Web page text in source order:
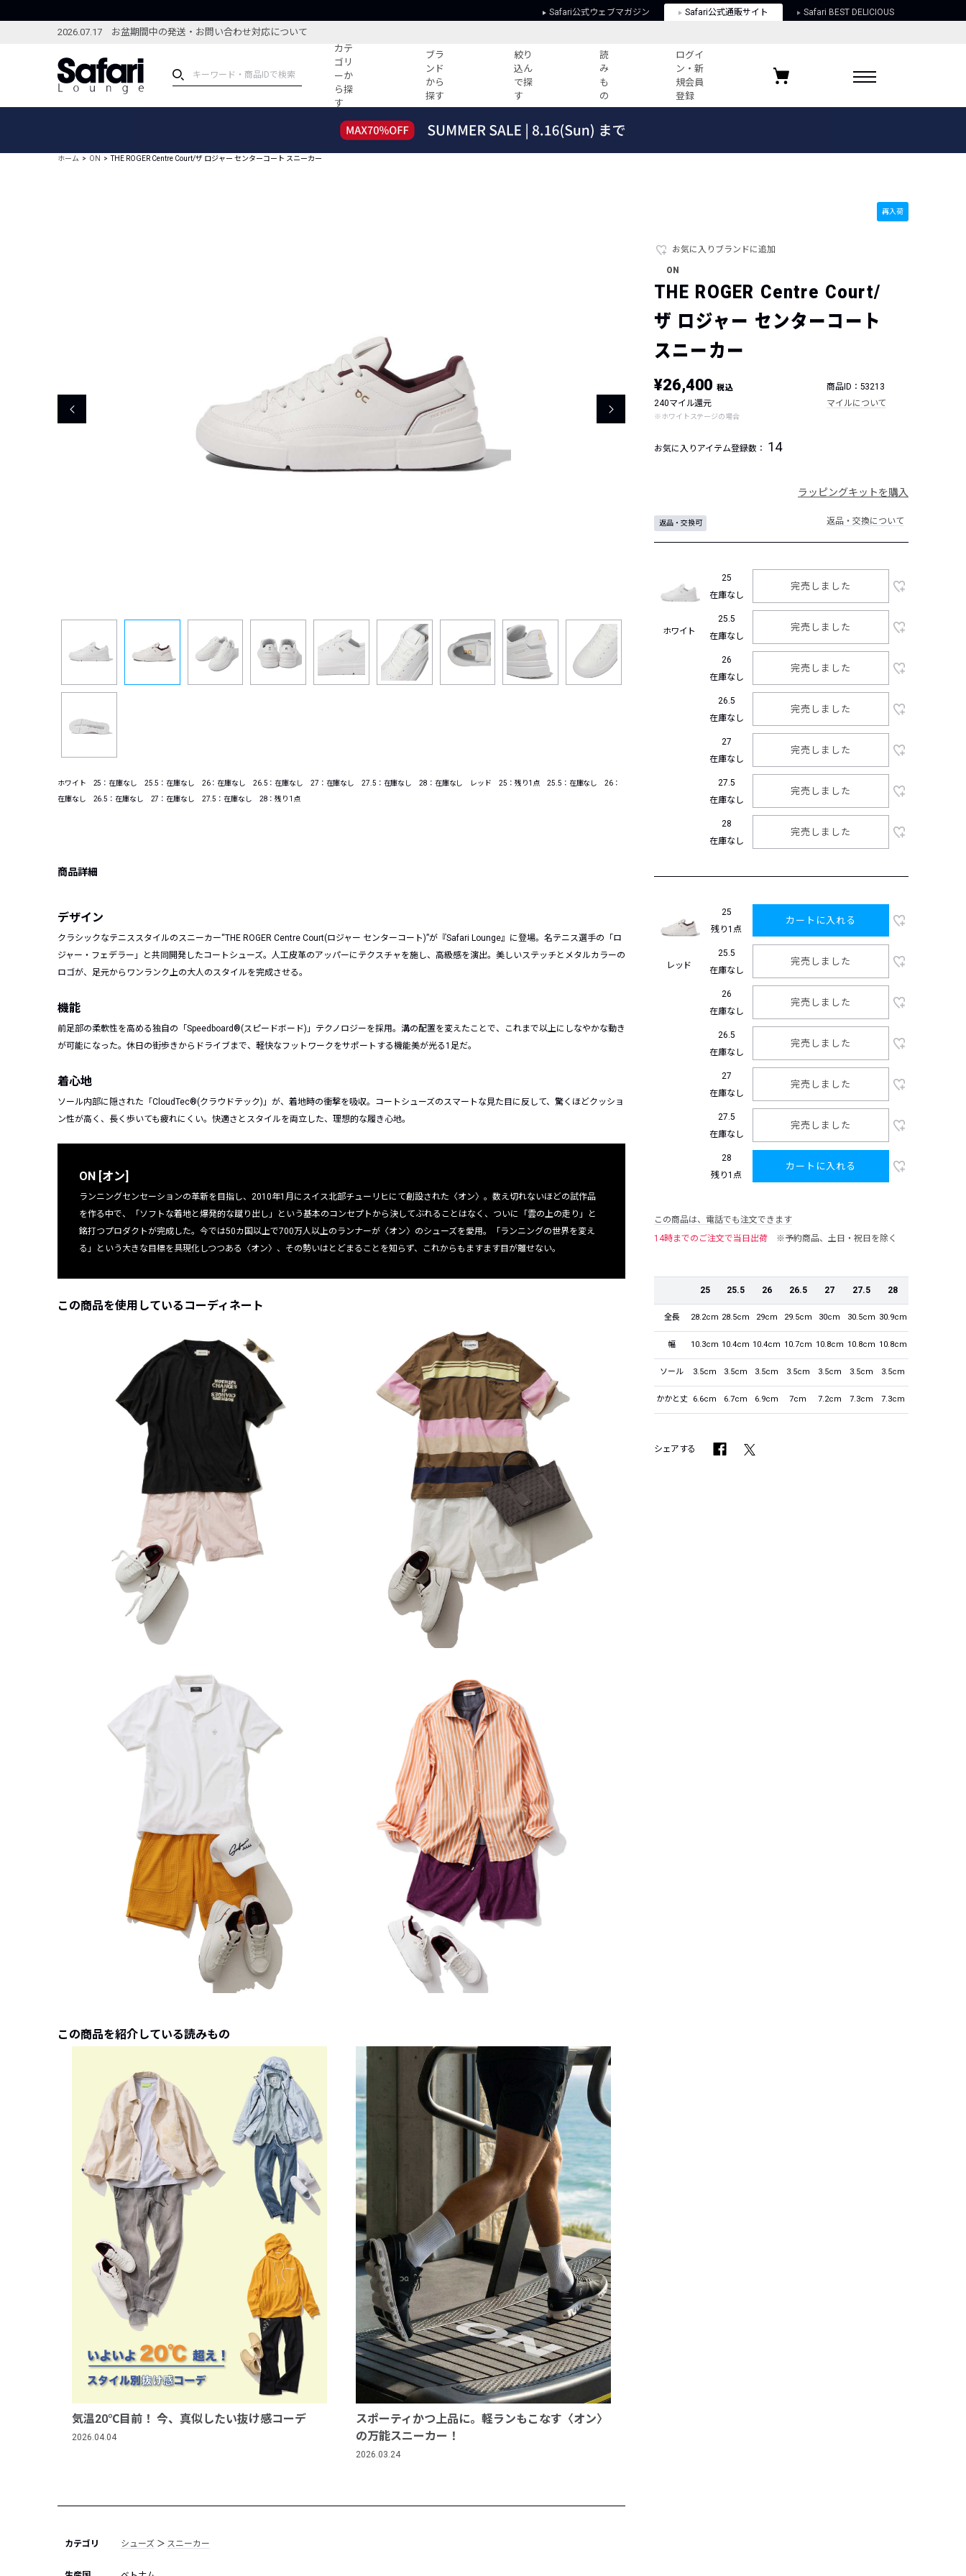
Safari公式ウェブマガジン Safari公式通販サイト Safari BEST DELICIOUS
2026.07.17 お盆期間中の発送・お問い合わせ対応について
カテ
ゴリ
ーか
ら探
す
ブラ
ンド
から
探す
絞り
込ん
で探
す
読
み
も
の
ログイ
ン・新
規会員
登録
ブランドから探す
特集記事
すべての記事
ピックアップアイテム
フォーカスブランド
セールおすすめアイテム
人気アイテム TOP 15
特定商取引に関する法律
お気に入りブランド
ホーム ON THE ROGER Centre Court/ザ ロジャー センターコート スニーカー
ホワイト 25：在庫なし 25.5：在庫なし 26：在庫なし 26.5：在庫なし 27：在庫なし 27.5：在庫なし 28：在庫なし レッド 25：残り1点 25.5：在庫なし 26：
在庫なし 26.5：在庫なし 27：在庫なし 27.5：在庫なし 28：残り1点
商品詳細
デザイン
クラシックなテニススタイルのスニーカー“THE ROGER Centre Court(ロジャー センターコート)”が『Safari Lounge』に登場。名テニス選手の「ロ
ジャー・フェデラー」と共同開発したコートシューズ。人工皮革のアッパーにテクスチャを施し、高級感を演出。美しいステッチとメタルカラーの
ロゴが、足元からワンランク上の大人のスタイルを完成させる。
機能
前足部の柔軟性を高める独自の「Speedboard®(スピードボード)」テクノロジーを採用。溝の配置を変えたことで、これまで以上にしなやかな動き
が可能になった。休日の街歩きからドライブまで、軽快なフットワークをサポートする機能美が光る1足だ。
着心地
ソール内部に隠された「CloudTec®(クラウドテック)」が、着地時の衝撃を吸収。コートシューズのスマートな見た目に反して、驚くほどクッショ
ン性が高く、長く歩いても疲れにくい。快適さとスタイルを両立した、理想的な履き心地。
ON [オン]
ランニングセンセーションの革新を目指し、2010年1月にスイス北部チューリヒにて創設された〈オン〉。数え切れないほどの試作品
を作る中で、「ソフトな着地と爆発的な蹴り出し」という基本のコンセプトから決してぶれることはなく、ついに「雲の上の走り」と
銘打つプロダクトが完成した。今では50カ国以上で700万人以上のランナーが〈オン〉のシューズを愛用。「ランニングの世界を変え
る」という大きな目標を具現化しつつある〈オン〉、その勢いはとどまることを知らず、これからもますます目が離せない。
この商品を使用しているコーディネート
この商品を紹介している読みもの
気温20℃目前！ 今、真似したい抜け感コーデ
2026.04.04
スポーティかつ上品に。軽ランもこなす〈オン〉
の万能スニーカー！
2026.03.24
カテゴリ シューズ＞ スニーカー
再入荷
お気に入りブランドに追加
ON
THE ROGER Centre Court/
ザ ロジャー センターコート
スニーカー
¥26,400税込
商品ID：53213
240マイル還元
※ホワイトステージの場合
マイルについて
お気に入りアイテム登録数： 14
ラッピングキットを購入
返品・交換可 返品・交換について
ホワイト
25
在庫なし
完売しました
25.5
在庫なし
完売しました
26
在庫なし
完売しました
26.5
在庫なし
完売しました
27
在庫なし
完売しました
27.5
在庫なし
完売しました
28
在庫なし
完売しました
レッド
25
残り1点
カートに入れる
25.5
在庫なし
完売しました
26
在庫なし
完売しました
26.5
在庫なし
完売しました
27
在庫なし
完売しました
27.5
在庫なし
完売しました
28
残り1点
カートに入れる
この商品は、電話でも注文できます
14時までのご注文で当日出荷
※予約商品、土日・祝日を除く
25 25.5 26 26.5 27 27.5 28
全長 28.2cm 28.5cm 29cm 29.5cm 30cm 30.5cm 30.9cm
幅 10.3cm 10.4cm 10.4cm 10.7cm 10.8cm 10.8cm 10.8cm
ソール 3.5cm 3.5cm 3.5cm 3.5cm 3.5cm 3.5cm 3.5cm
かかと丈 6.6cm 6.7cm 6.9cm 7cm 7.2cm 7.3cm 7.3cm
シェアする